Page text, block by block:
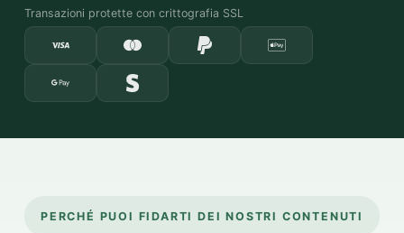
Transazioni protette con crittografia SSL
PERCHÉ PUOI FIDARTI DEI NOSTRI CONTENUTI